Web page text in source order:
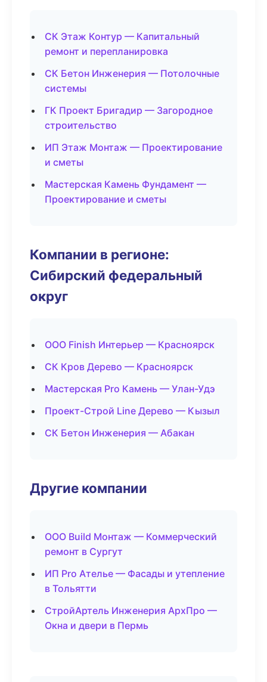
СК Этаж Контур — Капитальный
ремонт и перепланировка
СК Бетон Инженерия — Потолочные
системы
ГК Проект Бригадир — Загородное
строительство
ИП Этаж Монтаж — Проектирование
и сметы
Мастерская Камень Фундамент —
Проектирование и сметы
Компании в регионе:
Сибирский федеральный
округ
ООО Finish Интерьер — Красноярск
СК Кров Дерево — Красноярск
Мастерская Pro Камень — Улан-Удэ
Проект-Строй Line Дерево — Кызыл
СК Бетон Инженерия — Абакан
Другие компании
ООО Build Монтаж — Коммерческий
ремонт в Сургут
ИП Pro Ателье — Фасады и утепление
в Тольятти
СтройАртель Инженерия АрхПро —
Окна и двери в Пермь